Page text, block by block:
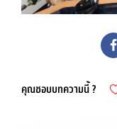
คุณชอบบทความนี้ ?